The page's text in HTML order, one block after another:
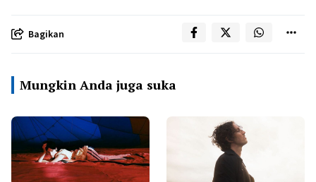
Bagikan
Mungkin Anda juga suka